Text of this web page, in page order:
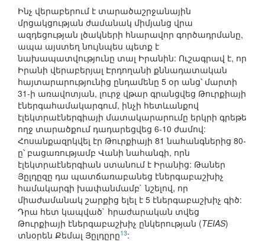
Ինչ վերաբերում է տարածաշրջանային
մրցակցության ժամանակ միմյանց վրա
ազդեցության լծակների հնարավոր գործադրմանը,
ապա այստեղ նույնպես պետք է
նախապատվությունը տալ Իրանին: Ուշագրավ է, որ
Իրանի վերաբերյալ Էրդողանի քննադատական
հայտարարությունից ընդամենը 5 օր անց՝ մարտի
31-ի առավոտյան, լուրջ վթար գրանցվեց Թուրքիայի
էներգահամակարգում, ինչի հետևանքով
էլեկտրաէներգիայի մատակարարումը երկրի գրեթե
ողջ տարածքում դադարեցվեց 6-10 ժամով:
Հոսանքազրկվել էր Թուրքիայի 81 նահանգներից 80-
ը՝ բացառությամբ Վանի նահանգի, որն
էլեկտրաէներգիան ստանում է Իրանից: Թաներ
Յըլդըզը դա պատճառաբանեց էներգաբաշխիչ
համակարգի խափանմամբ` նշելով, որ
միաժամանակ շարքից ելել է 5 էներգաբաշխիչ գիծ:
Դրա հետ կապված` հրաժարական տվեց
Թուրքիայի էներգաբաշխիչ ընկերության (TEIAS)
տնօրեն Քեմալ Յըլդըրը13: